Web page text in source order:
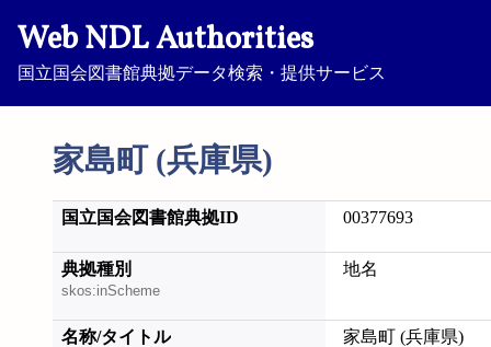
Web NDL Authorities
国立国会図書館典拠データ検索・提供サービス
家島町 (兵庫県)
国立国会図書館典拠ID 00377693
典拠種別
skos:inScheme
地名
名称/タイトル 家島町 (兵庫県)